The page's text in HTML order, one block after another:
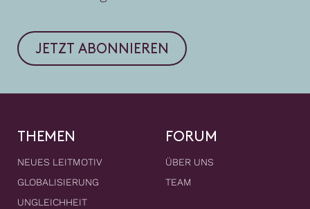
JETZT ABONNIEREN
THEMEN
NEUES LEITMOTIV
GLOBALISIERUNG
UNGLEICHHEIT
FORUM
ÜBER UNS
TEAM